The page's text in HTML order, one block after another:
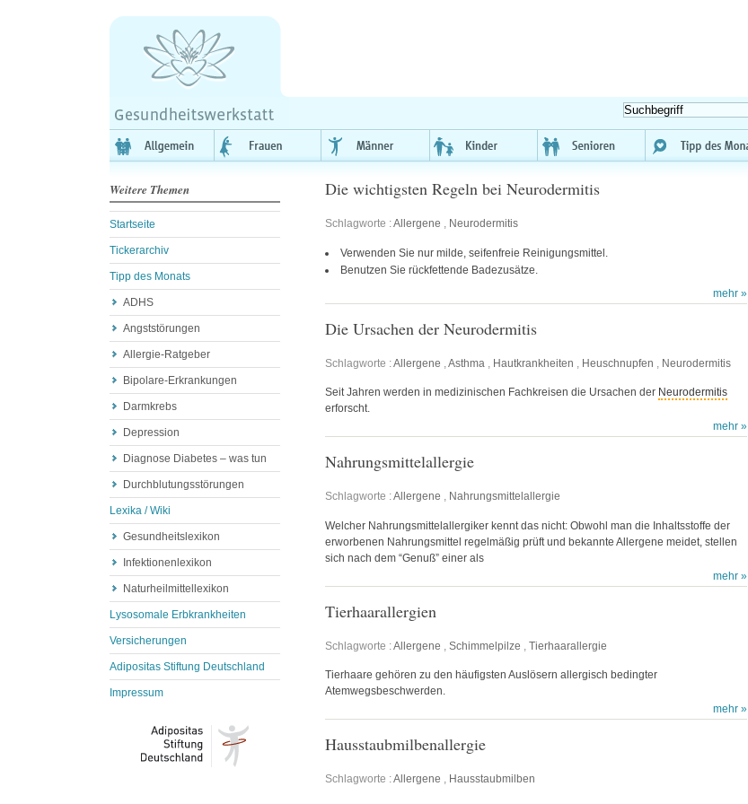
Weitere Themen
Startseite
Tickerarchiv
Tipp des Monats
ADHS
Angststörungen
Allergie-Ratgeber
Bipolare-Erkrankungen
Darmkrebs
Depression
Diagnose Diabetes – was tun
Durchblutungsstörungen
Lexika / Wiki
Gesundheitslexikon
Infektionenlexikon
Naturheilmittellexikon
Lysosomale Erbkrankheiten
Versicherungen
Adipositas Stiftung Deutschland
Impressum
Die wichtigsten Regeln bei Neurodermitis
Schlagworte :Allergene , Neurodermitis
Verwenden Sie nur milde, seifenfreie Reinigungsmittel.
Benutzen Sie rückfettende Badezusätze.
mehr »
Die Ursachen der Neurodermitis
Schlagworte :Allergene ,Asthma , Hautkrankheiten , Heuschnupfen , Neurodermitis
Seit Jahren werden in medizinischen Fachkreisen die Ursachen der Neurodermitis
erforscht.
mehr »
Nahrungsmittelallergie
Schlagworte :Allergene , Nahrungsmittelallergie
Welcher Nahrungsmittelallergiker kennt das nicht: Obwohl man die Inhaltsstoffe der
erworbenen Nahrungsmittel regelmäßig prüft und bekannte Allergene meidet, stellen
sich nach dem “Genuß” einer als
mehr »
Tierhaarallergien
Schlagworte :Allergene Schimmelpilze Tierhaarallergie
Tierhaare gehören zu den häufigsten Auslösern allergisch bedingter
Atemwegsbeschwerden.
mehr »
Hausstaubmilbenallergie
Schlagworte :Allergene , Hausstaubmilben